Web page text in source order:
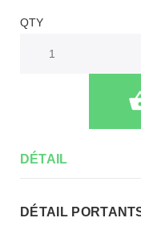
QTY
DÉTAIL
DÉTAIL